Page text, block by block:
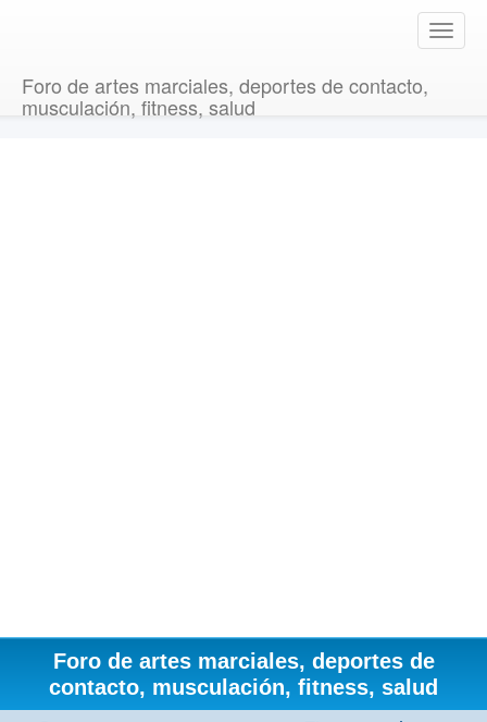
T
o
Foro de artes marciales, deportes de contacto,
musculación, fitness, salud
Foro de artes marciales, deportes de
contacto, musculación, fitness, salud